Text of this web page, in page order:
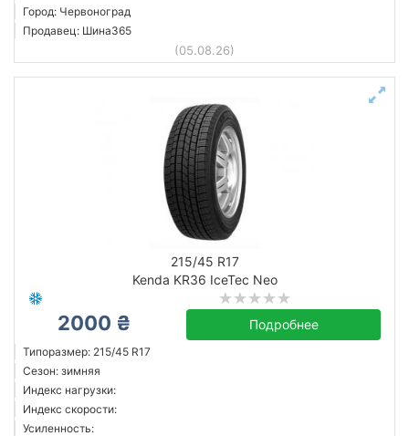
Город: Червоноград
Продавец: Шина365
(05.08.26)
215/45 R17
Kenda KR36 IceTec Neo
2000 ₴ Подробнее
Типоразмер: 215/45 R17
Сезон: зимняя
Индекс нагрузки:
Индекс скорости:
Усиленность: